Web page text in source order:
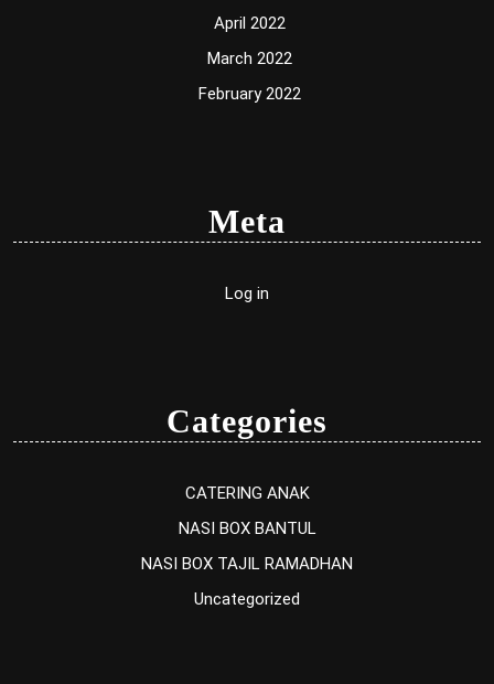
April 2022
March 2022
February 2022
Meta
Log in
Categories
CATERING ANAK
NASI BOX BANTUL
NASI BOX TAJIL RAMADHAN
Uncategorized